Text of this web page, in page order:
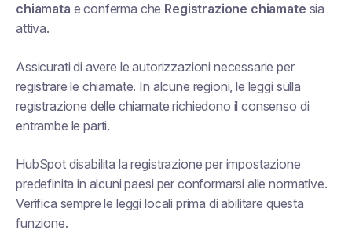
chiamata e conferma che Registrazione chiamate sia
attiva.
Assicurati di avere le autorizzazioni necessarie per
registrare le chiamate. In alcune regioni, le leggi sulla
registrazione delle chiamate richiedono il consenso di
entrambe le parti.
HubSpot disabilita la registrazione per impostazione
predefinita in alcuni paesi per conformarsi alle normative.
Verifica sempre le leggi locali prima di abilitare questa
funzione.